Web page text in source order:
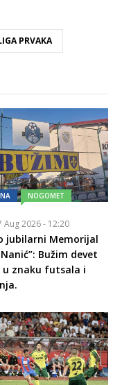
PRVAKA
NOGOMET
Aug 2026 - 12:20
jubilarni Memorijal
Bužim devet
u znaku futsala i